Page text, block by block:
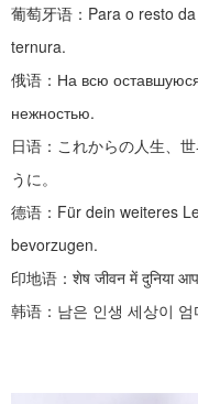
葡萄牙语： Para o resto
ternura.
俄语： На всю
нежностью.
日语：これからの人生、
うに。
德语： Für dein weiteres
bevorzugen.
印地语： शेष जीवन में दुनिया
韩语：남은 인생 세상이 엄